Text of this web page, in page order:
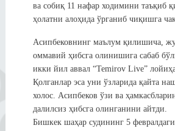
ва собиқ 11 нафар ходимини таъқиб
ҳолатни алоҳида ўрганиб чиқишга
Асипбековнинг маълум қилишича,
оммавий ҳибсга олинишига сабаб
икки йил аввал “Temirov Live”
Қолганлар эса уни ўзларида қайта
холос. Асипбеков ўзи ва
далилсиз ҳибсга олинганини айтди.
Бишкек шаҳар судининг 5